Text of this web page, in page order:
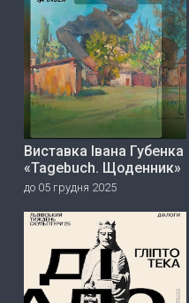
Виставка Івана Губенка
«Tagebuch. Щоденник»
до 05 грудня 2025